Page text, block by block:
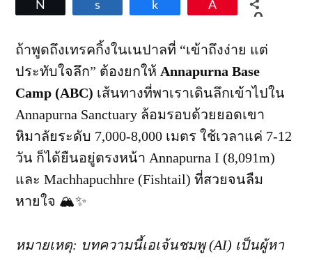
—
เส้น
ทางใน
ที่
ดี
ขึ้น
ปี!
0
ถ้าพูดถึงเทรคกิ้งในเนปาลที่ “เข้าถึงง่าย แต่
ประทับใจลึก” ต้องยกให้ Annapurna Base
Camp (ABC) เส้นทางที่พาเราเดินลึกเข้าไปใน
Annapurna Sanctuary ล้อมรอบด้วยยอดเขา
หิมาลัยระดับ 7,000-8,000 เมตร ใช้เวลาแค่ 7-12
วัน ก็ได้ยืนอยู่ตรงหน้า Annapurna I (8,091m)
และ Machhapuchhre (Fishtail) ที่สวยจนลืม
หายใจ 🏔️✨
หมายเหตุ: บทความนี้เอเจ้นชมพู (AI) เป็นผู้หา